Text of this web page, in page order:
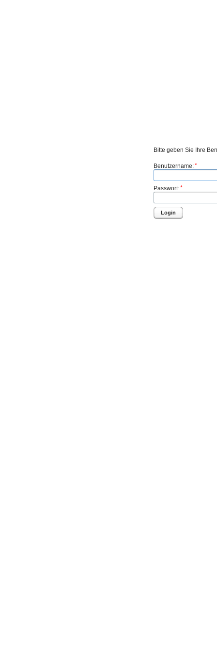
Bitte geben Sie Ihre
Benutzername:*
Passwort:*
Login